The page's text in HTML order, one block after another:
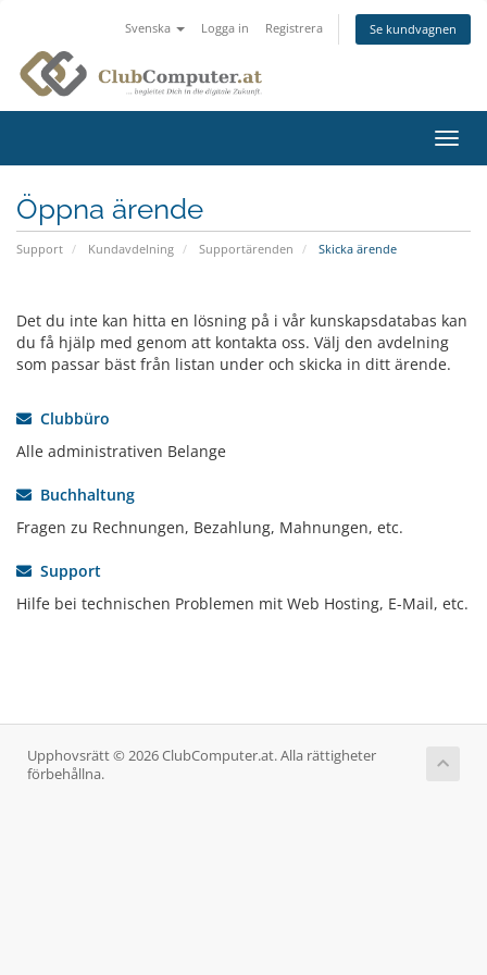
Svenska Logga in Registrera Se kundvagnen
Växla
Öppna ärende
Support Kundavdelning Supportärenden Skicka ärende
Det du inte kan hitta en lösning på i vår kunskapsdatabas kan
du få hjälp med genom att kontakta oss. Välj den avdelning
som passar bäst från listan under och skicka in ditt ärende.
Clubbüro
Alle administrativen Belange
Buchhaltung
Fragen zu Rechnungen, Bezahlung, Mahnungen, etc.
Support
Hilfe bei technischen Problemen mit Web Hosting, E-Mail, etc.
Upphovsrätt © 2026 ClubComputer.at. Alla rättigheter
förbehållna.